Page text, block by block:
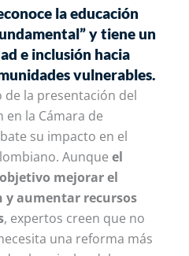
la educación
y tiene un
e inclusión hacia
vulnerables.
la presentación del
la Cámara de
su impacto en el
Aunque el
mejorar el
y aumentar recursos
, expertos creen que no
una reforma más